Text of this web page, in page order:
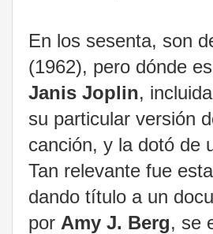
En los sesenta, son
(1962), pero dónde
Janis Joplin,
su particular versión
canción, y la dotó de
Tan relevante fue
dando título a un
por Amy J. Berg, se